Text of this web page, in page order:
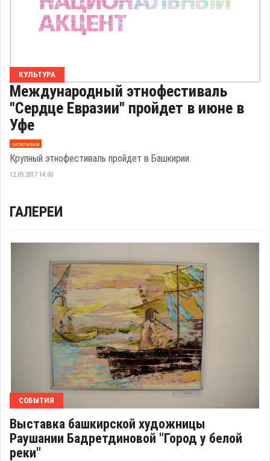
КУЛЬТУРА
Международный этнофестиваль
"Сердце Евразии" пройдет в июне в
Уфе
эксклюзив
Крупный этнофестиваль пройдет в Башкирии.
12.05.2017 14:00
ГАЛЕРЕИ
СОБЫТИЯ
Выставка башкирской художницы
Раушании Бадретдиновой "Город у белой
реки"